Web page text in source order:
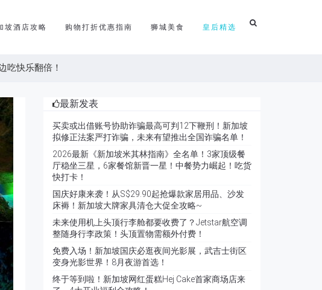
坡酒店攻略 购物打折优惠指南 狮城美食 皇后精选
吃快乐翻倍！
最新发表
买卖或出借账号协助诈骗最高可判12下鞭刑！新加坡
拟修正法案严打诈骗，未来有望推出全国诈骗名单！
2026最新《新加坡米其林指南》全名单！3家顶级餐
厅稳坐三星，6家餐馆新晋一星！中餐势力崛起！吃货
快打卡！
国庆好康来袭！从S$29.90起抢爆款家居用品、沙发
床褥！新加坡大牌家具清仓大促全攻略~
未来使用机上头顶行李舱都要收费了？Jetstar航空调
整随身行李政策！头顶置物需额外付费！
免费入场！新加坡国庆必逛夜间光影展，武吉士街区
变身光影世界！8月夜游首选！
终于等到啦！新加坡网红蛋糕Hej Cake首家商场店来